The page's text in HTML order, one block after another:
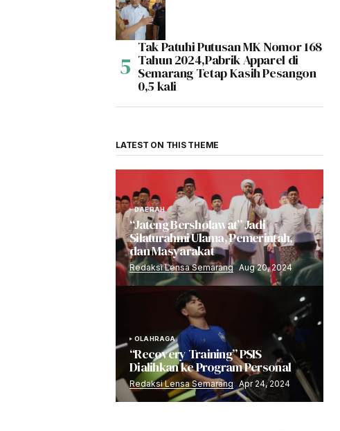
Tak Patuhi Putusan MK Nomor 168
Tahun 2024,Pabrik Apparel di
Semarang Tetap Kasih Pesangon
0,5 kali
LATEST ON THIS THEME
DAERAH
“Jateng Bersholawat” Jadi
Silaturahmi Ulama, Pemerintah,
dan Masyarakat
Redaksi Lensa Semarang Aug 20, 2024
OLAHRAGA
“Recovery Training” PSIS
Dialihkan ke Program Personal
Redaksi Lensa Semarang Apr 24, 2024